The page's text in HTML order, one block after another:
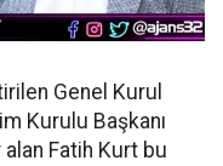
Genel Kurul
Kurulu Başkanı
alan Fatih Kurt bu